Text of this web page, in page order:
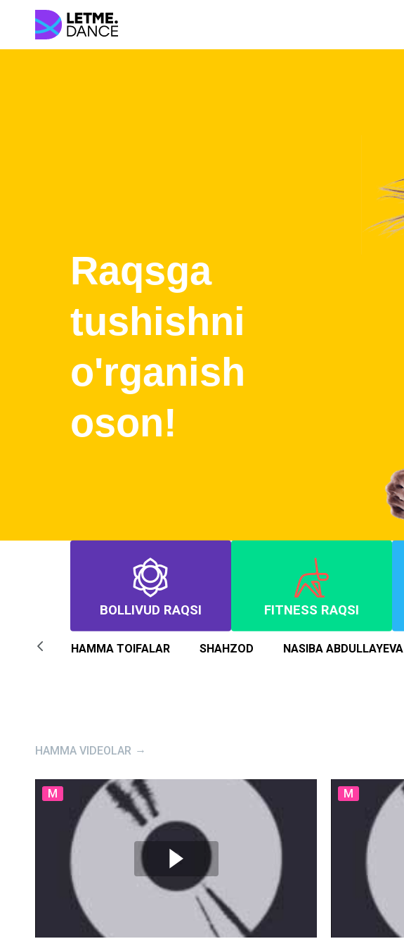
Raqsga
tushishni
o'rganish
oson!
BOLLIVUD RAQSI FITNESS RAQSI
HAMMA TOIFALAR SHAHZOD NASIBA ABDULLAYEVA
HAMMA VIDEOLAR
M M